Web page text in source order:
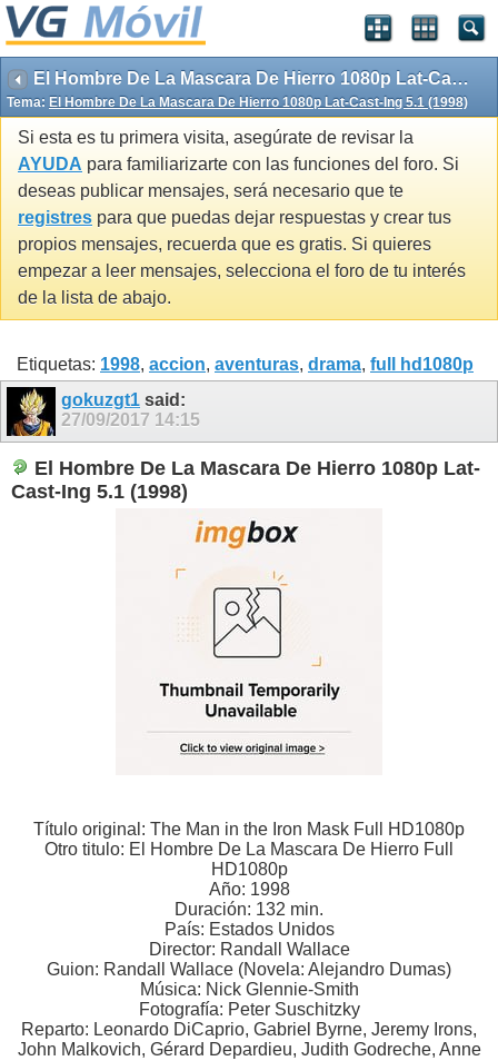
El Hombre De La Mascara De Hierro 1080p Lat-Cast-Ing 5.1 (1998)
Tema: El Hombre De La Mascara De Hierro 1080p Lat-Cast-Ing 5.1 (1998)
Si esta es tu primera visita, asegúrate de revisar la
AYUDA para familiarizarte con las funciones del foro. Si
deseas publicar mensajes, será necesario que te
registres para que puedas dejar respuestas y crear tus
propios mensajes, recuerda que es gratis. Si quieres
empezar a leer mensajes, selecciona el foro de tu interés
de la lista de abajo.
Etiquetas: 1998, accion, aventuras, drama, full hd1080p
gokuzgt1 said:
27/09/2017 14:15
El Hombre De La Mascara De Hierro 1080p Lat-
Cast-Ing 5.1 (1998)
Título original: The Man in the Iron Mask Full HD1080p
Otro titulo: El Hombre De La Mascara De Hierro Full
HD1080p
Año: 1998
Duración: 132 min.
País: Estados Unidos
Director: Randall Wallace
Guion: Randall Wallace (Novela: Alejandro Dumas)
Música: Nick Glennie-Smith
Fotografía: Peter Suschitzky
Reparto: Leonardo DiCaprio, Gabriel Byrne, Jeremy Irons,
John Malkovich, Gérard Depardieu, Judith Godreche, Anne